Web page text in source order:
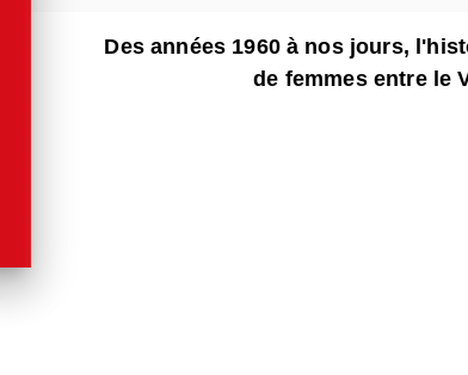
Des années 1960 à nos jours,
de femmes entre le